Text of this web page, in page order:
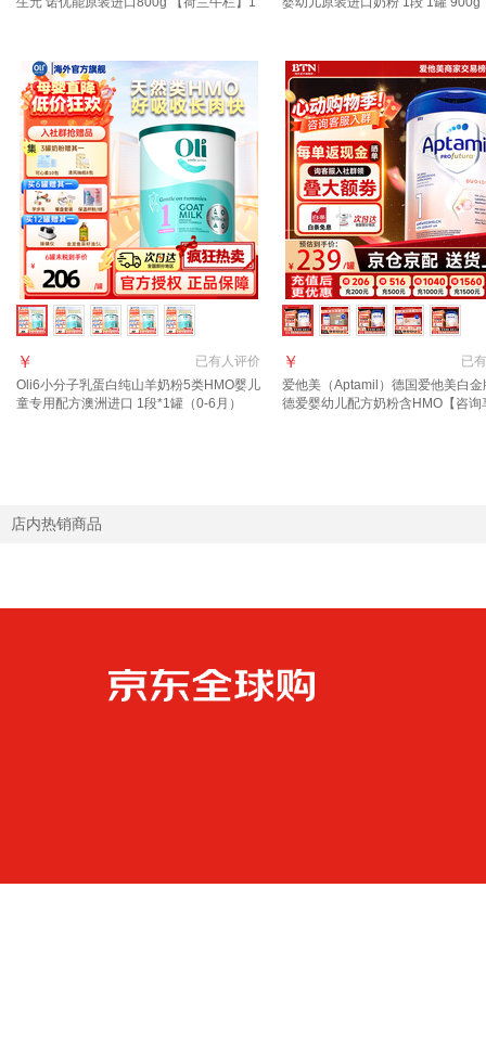
已有人评价
￥
Oli6小分子乳蛋白纯山羊奶粉5类HMO婴儿
童专用配方澳洲进口 1段*1罐（0-6月）
已有
￥
爱他美（Aptamil）德国爱他美白金
德爱婴幼儿配方奶粉含HMO【咨询
店内热销商品